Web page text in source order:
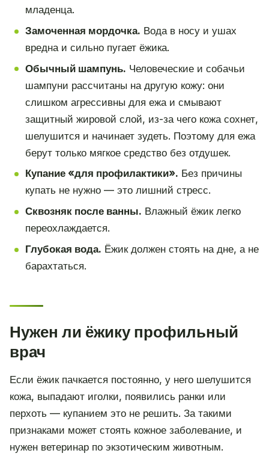
младенца.
Замоченная мордочка. Вода в носу и ушах
вредна и сильно пугает ёжика.
Обычный шампунь. Человеческие и собачьи
шампуни рассчитаны на другую кожу: они
слишком агрессивны для ежа и смывают
защитный жировой слой, из-за чего кожа сохнет,
шелушится и начинает зудеть. Поэтому для ежа
берут только мягкое средство без отдушек.
Купание «для профилактики». Без причины
купать не нужно — это лишний стресс.
Сквозняк после ванны. Влажный ёжик легко
переохлаждается.
Глубокая вода. Ёжик должен стоять на дне, а не
барахтаться.
Нужен ли ёжику профильный
врач
Если ёжик пачкается постоянно, у него шелушится
кожа, выпадают иголки, появились ранки или
перхоть — купанием это не решить. За такими
признаками может стоять кожное заболевание, и
нужен ветеринар по экзотическим животным.